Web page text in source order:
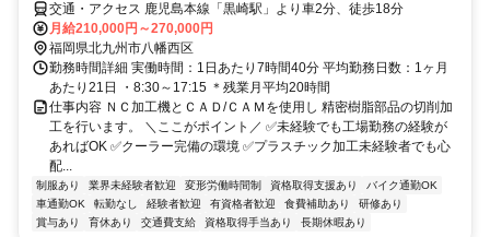
交通・アクセス 鹿児島本線「黒崎駅」より車2分、徒歩18分
月給210,000円～270,000円
福岡県北九州市八幡西区
勤務時間詳細 実働時間：1日あたり7時間40分 平均勤務日数：1ヶ月
あたり21日 ・8:30～17:15 ＊残業月平均20時間
仕事内容 ＮＣ加工機とＣＡＤ/ＣＡＭを使用し 精密樹脂部品の切削加
工を行います。 ＼ここがポイント／ ✅未経験でも工場勤務の経験が
あればOK ✅クーラー完備の環境 ✅プラスチック加工未経験者でも心
配...
制服あり 業界未経験者歓迎 変形労働時間制 資格取得支援あり
バイク通勤OK
車通勤OK
転勤なし 経験者歓迎 有資格者歓迎 食費補助あり
研修あり
賞与あり
育休あり 交通費支給 資格取得手当あり 長期休暇あり